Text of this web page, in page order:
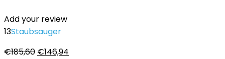
Add your review
13Staubsauger
€185,60 Ursprünglicher
€146,94